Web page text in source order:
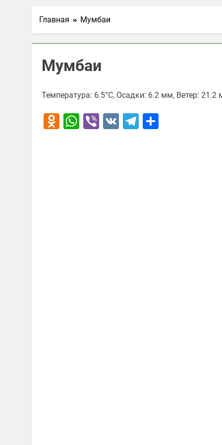
Главная Мумбаи
Мумбаи
Температура: 6.5°C, Осадки: 6.2 мм, Ветер: 21.2
Odnoklassniki
WhatsApp
Viber
VK Telegram